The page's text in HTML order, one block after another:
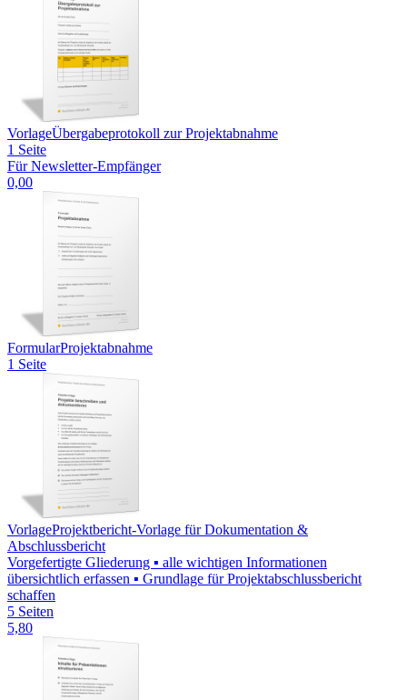
VorlageÜbergabeprotokoll zur Projektabnahme
1 Seite
Für Newsletter-Empfänger
0,00
FormularProjektabnahme
1 Seite
VorlageProjektbericht-Vorlage für Dokumentation &
Abschlussbericht
Vorgefertigte Gliederung ▪ alle wichtigen Informationen
übersichtlich erfassen ▪ Grundlage für Projektabschlussbericht
schaffen
5 Seiten
5,80